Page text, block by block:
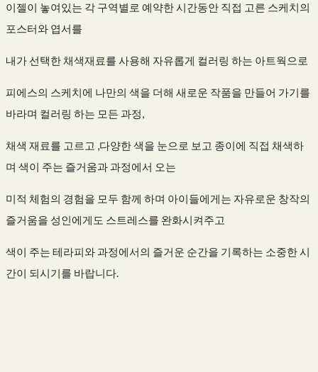
이젤이 놓여있는 각 구역별로 예약한 시간동안 직접 고른 스케치의
포스터와 엽서를
내가 선택한 채색재료를 사용해 자유롭게 컬러링 하는 아트웍으로
피에스의 스케치에 나만의 색을 더해 새로운 작품을 만들어 가기를
바라며 컬러링 하는 모든 과정,
채색 재료를 고르고 ,다양한 색을 눈으로 보고 종이에 직접 채색하
며 색이 주는 즐거움과 과정에서 오는
미적 체험의 경험을 모두 함께 하며 아이들에게는 자유로운 창작의
즐거움을 성인에게도 스트레스를 완화시켜주고
색이 주는 테라피와 과정에서의 즐거운 순간을 기록하는 소중한 시
간이 되시기를 바랍니다.